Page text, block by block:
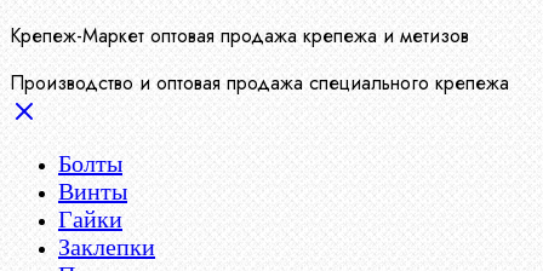
Крепеж-Маркет оптовая продажа крепежа и метизов
Производство и оптовая продажа специального крепежа
Болты
Винты
Гайки
Заклепки